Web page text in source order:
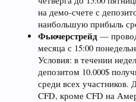
на демо-счете с
наибольшую прибыль
Фьючерстрейд —
месяца с 15:00
Условия: в течении
депозитом 10.000$
среди всех участников.
CFD, кроме CFD на